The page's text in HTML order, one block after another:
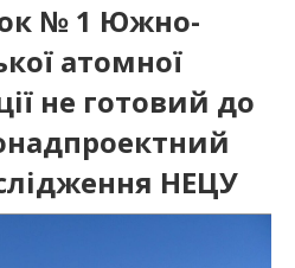
№ 1 Южно-
атомної
не готовий до
НЕЦУ